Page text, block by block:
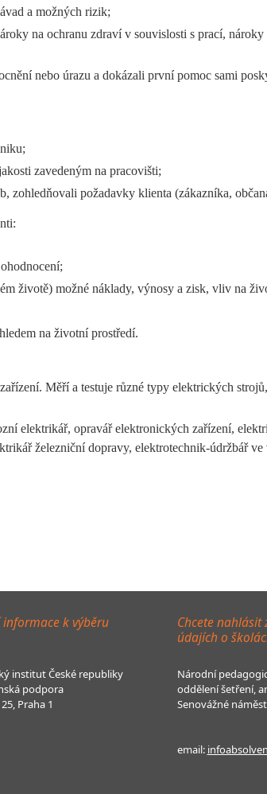
a možných rizik;
na ochranu zdraví v souvislosti s prací,
nebo úrazu a dokázali první pomoc sami
zavedeným na pracovišti;
zohledňovali požadavky klienta (zákazníka,
životě) možné náklady, výnosy a zisk, vliv na
na životní prostředí.
Měří a testuje různé typy elektrických
elektrikář, opravář elektronických zařízení,
železniční dopravy, elektrotechnik-údržbář
k výběru
institut České republiky
podpora
Praha 1
Chcete nahlásit
údajích o
Národní
oddělení šetření,
Senovážné
email: